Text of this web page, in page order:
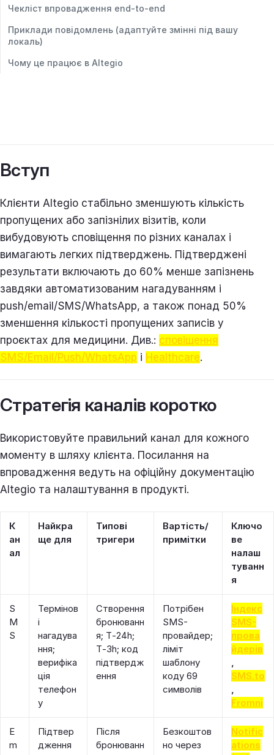
Чекліст впровадження end-to-end
Приклади повідомлень (адаптуйте змінні під вашу
локаль)
Чому це працює в Altegio
Вступ
Клієнти Altegio стабільно зменшують кількість
пропущених або запізнілих візитів, коли
вибудовують сповіщення по різних каналах і
вимагають легких підтверджень. Підтверджені
результати включають до 60% менше запізнень
завдяки автоматизованим нагадуванням і
push/email/SMS/WhatsApp, а також понад 50%
зменшення кількості пропущених записів у
проєктах для медицини. Див.: сповіщення
SMS/Email/Push/WhatsApp і Healthcare.
Стратегія каналів коротко
Використовуйте правильний канал для кожного
моменту в шляху клієнта. Посилання на
впровадження ведуть на офіційну документацію
Altegio та налаштування в продукті.
К
ан
ал
Найкра
ще для
Типові
тригери
Вартість/
примітки
Ключо
ве
налаш
туванн
я
S
M
S
Термінов
і
нагадува
ння;
верифіка
ція
телефон
у
Створення
бронюванн
я; T‑24h;
T‑3h; код
підтвердж
ення
Потрібен
SMS-
провайдер;
ліміт
шаблону
коду 69
символів
Індекс
SMS-
прова
йдерів
,
SMS.to
,
Fromni
E
m
Підтвер
дження
Після
бронюванн
Безкоштов
но через
Notific
ations